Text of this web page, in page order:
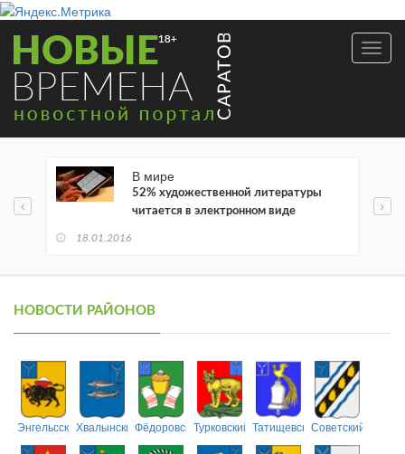
В мире
52% художественной литературы
читается в электронном виде
18.01.2016
НОВОСТИ РАЙОНОВ
ЭнгельсскийХвалынскийФёдоровскийТурковский ТатищевскийСоветский